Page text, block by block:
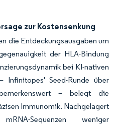
zur Kostensenkung
die Entdeckungsausgaben um
der HLA-Bindung
bei KI-nativen
Infinitopes' Seed-Runde über
– belegt die
Immunomik. Nachgelagert
Sequenzen weniger